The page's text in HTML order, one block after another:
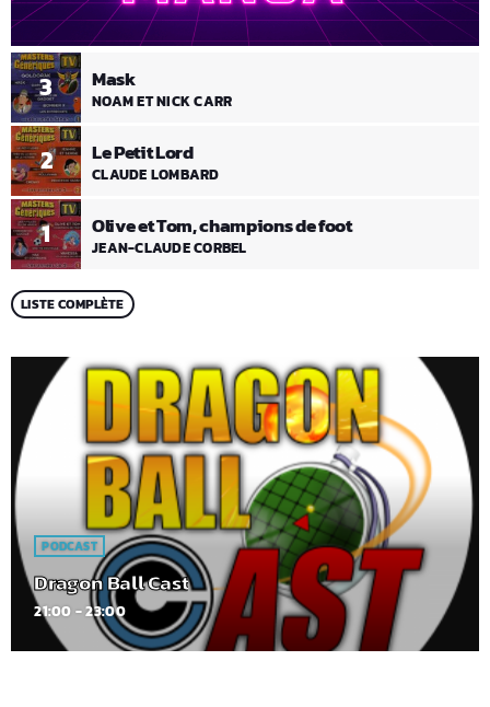
1 Olive et Tom, champions de foot
JEAN-CLAUDE CORBEL
2 Le Petit Lord
CLAUDE LOMBARD
3 Mask
NOAM ET NICK CARR
LISTE COMPLÈTE
PODCAST
Dragon Ball Cast
21:00 - 23:00